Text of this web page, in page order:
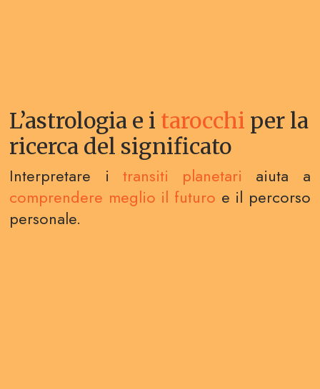
L’astrologia e i tarocchi per la
ricerca del significato
Interpretare i transiti planetari aiuta a
comprendere meglio il futuro e il percorso
personale.